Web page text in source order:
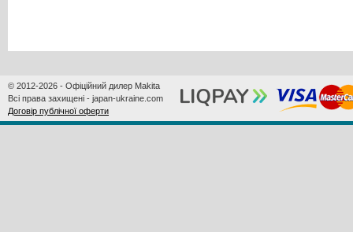
© 2012-2026 - Офіційний дилер Makita
Всі права захищені - japan-ukraine.com
Договір публічної оферти